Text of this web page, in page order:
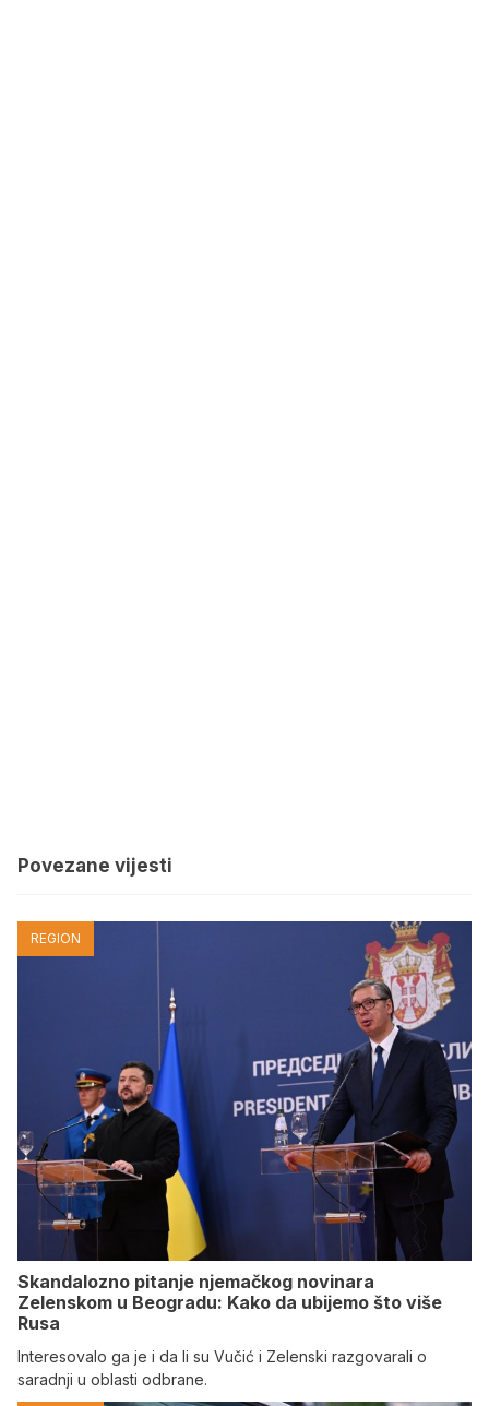
Povezane vijesti
REGION
Skandalozno pitanje njemačkog novinara
Zelenskom u Beogradu: Kako da ubijemo što više
Rusa
Interesovalo ga je i da li su Vučić i Zelenski razgovarali o
saradnji u oblasti odbrane.